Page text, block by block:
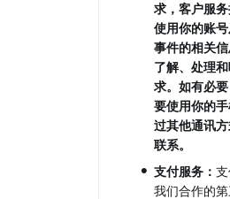
求，客户服
使用你的账
事件的相关
了解、处理
求。如有必
要使用你的
过其他通讯
联系。
• 支付服务：
我们合作的